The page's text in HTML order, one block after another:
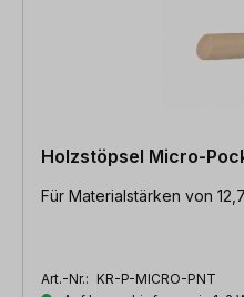
Holzstöpsel Micro-
Für Materialstärken von
Art.-Nr.: KR-P-MICRO-PNT